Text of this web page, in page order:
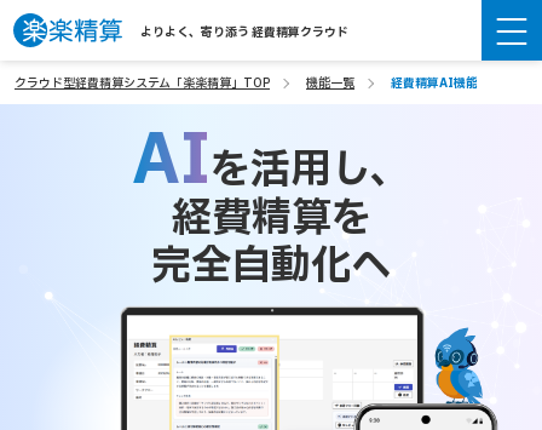
よりよく、寄り添う 経費精算クラウド
クラウド型経費精算システム「楽楽精算」TOP 機能一覧 経費精算AI機能
AIを活用し、
経費精算を
完全自動化へ